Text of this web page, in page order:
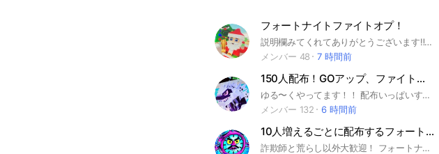
フォートナイトファイトオプ！
説明欄みてくれてありがとうございます‼️ 🟣ここはフォートナイトのブレインロットオプです！ 仲介での詐欺被害0！ルール徹底オプです ブレインロットについて話したり、交換したりしましょう！ 🟢人数が増えたら配布もあるかも⁉️ •アイコン無し、初期アイコンは無しです •規約に触れることもなしでお願いします それでは中で待ってます！ 是非是非入ってね〜 #フォトナ #フォートナイト #ブレインロット
メンバー 48
7 時間前
150人配布！GOアップ、ファイト、スティール交換鯖
ゆる〜くやってます！！ 配布いっぱいするから来て！！ #ブレロ#ブレインロット #フォトナ#フォートナイト #フォトナブレロ#フォトナブレロインロット#フォートナイトブレインロット
メンバー 132
6 時間前
10人増えるごとに配布するフォートナイトブレインロット交換場！
詐欺師と荒らし以外大歓迎！ フォートナイトの精霊とブレインロットの交換掲示板です！ みんなでわいわい楽しめるオプを目指します！ 配布もたくさんするので入ってくれると嬉しいです！ #ブレロ#ブレインロット#スティール#GOアップ#ファイト#フォートナイトブレインロット#ブレインロットファイト